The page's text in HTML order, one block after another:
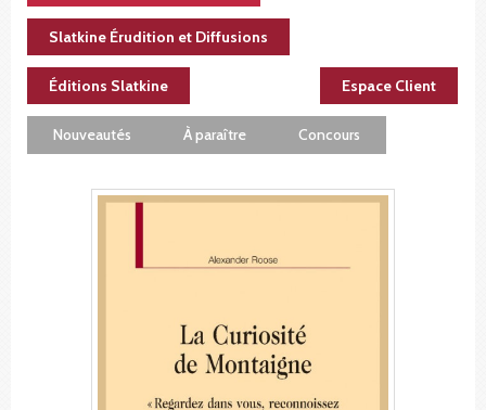
Slatkine Érudition et Diffusions
Éditions Slatkine Espace Client
Nouveautés À paraître Concours